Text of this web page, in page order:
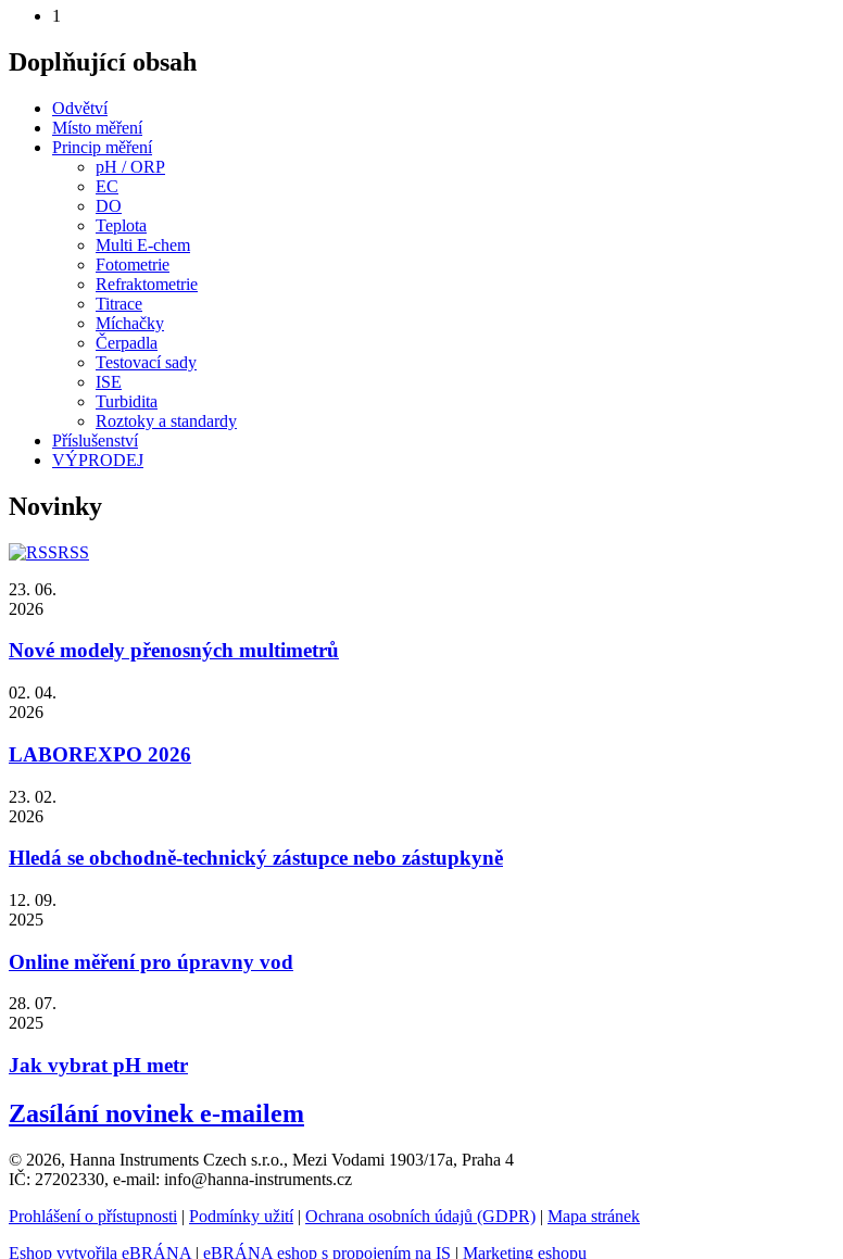
1
Doplňující obsah
Odvětví
Místo měření
Princip měření
pH / ORP
EC
DO
Teplota
Multi E-chem
Fotometrie
Refraktometrie
Titrace
Míchačky
Čerpadla
Testovací sady
ISE
Turbidita
Roztoky a standardy
Příslušenství
VÝPRODEJ
Novinky
RSS
23. 06.
2026
Nové modely přenosných multimetrů
02. 04.
2026
LABOREXPO 2026
23. 02.
2026
Hledá se obchodně-technický zástupce nebo zástupkyně
12. 09.
2025
Online měření pro úpravny vod
28. 07.
2025
Jak vybrat pH metr
Zasílání novinek e-mailem
© 2026, Hanna Instruments Czech s.r.o., Mezi Vodami 1903/17a, Praha 4
IČ: 27202330, e-mail: info@hanna-instruments.cz
Prohlášení o přístupnosti | Podmínky užití| Ochrana osobních údajů (GDPR) | Mapa stránek
Eshop vytvořila eBRÁNA | eBRÁNA eshop s propojením na IS | Marketing eshopu